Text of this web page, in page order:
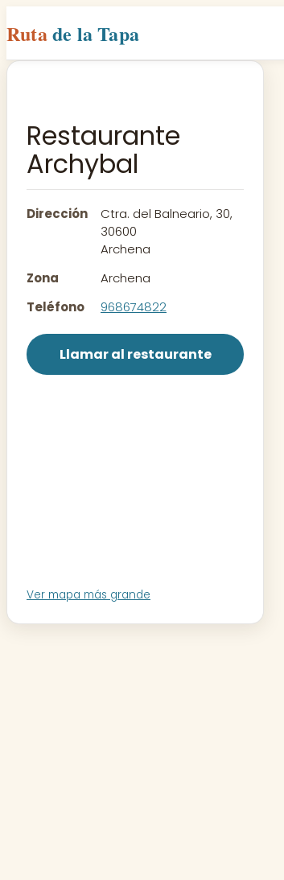
Rutade la Tapa
Restaurante
Archybal
Dirección
Ctra. del Balneario, 30,
30600
Archena
Zona
Archena
Teléfono
968674822
Llamar al restaurante
Ver mapa más grande